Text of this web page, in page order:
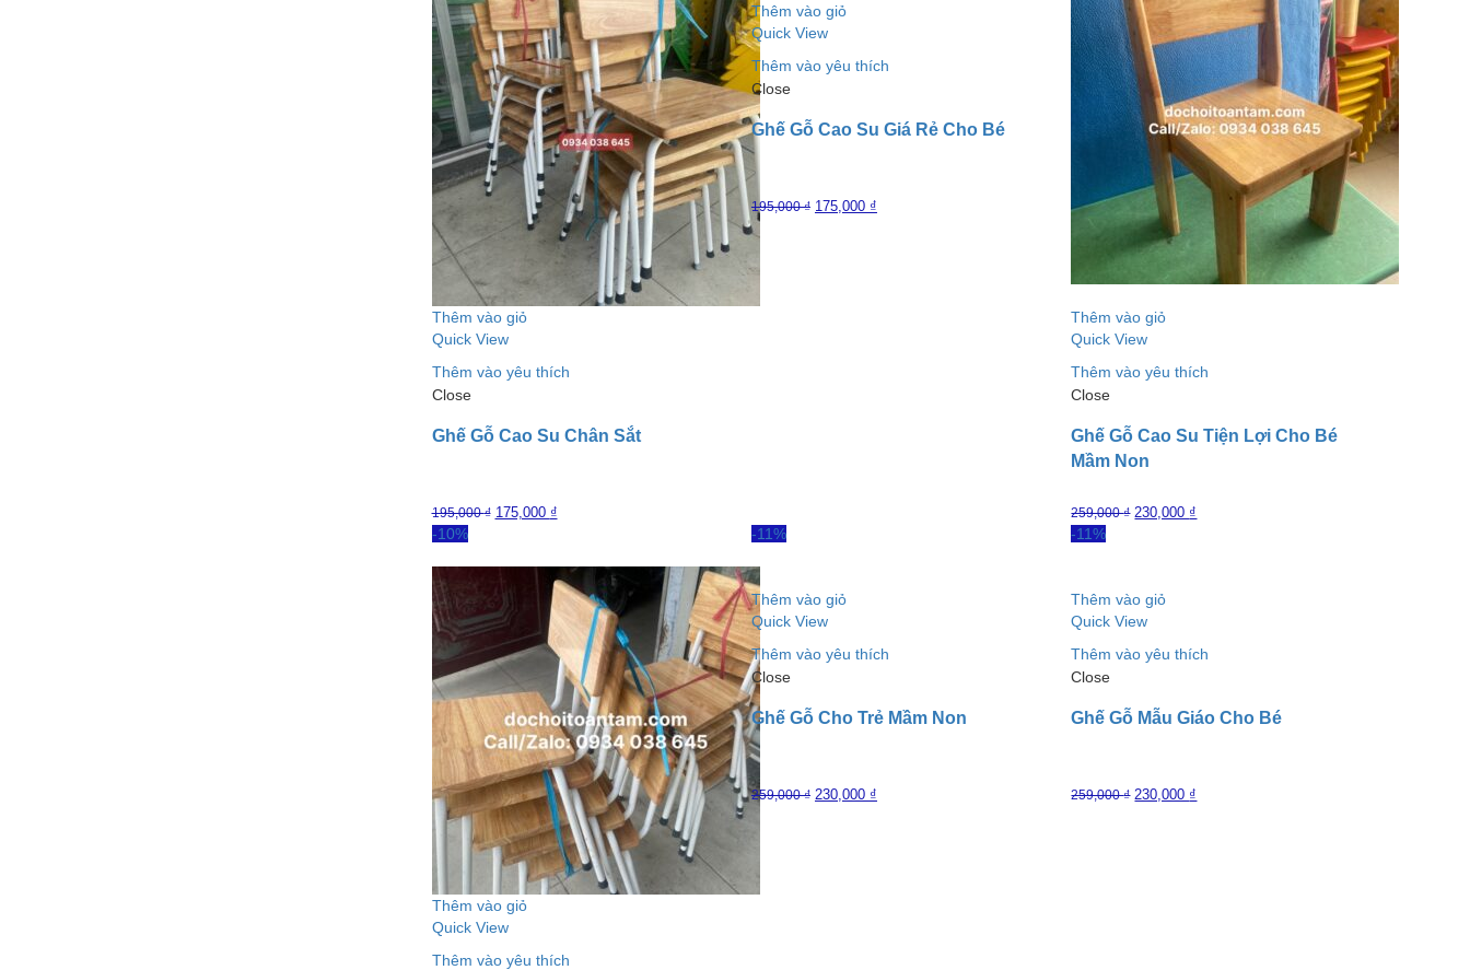
Thêm vào giỏ
Quick View
Thêm vào yêu thích
Close
Ghế Gỗ Cao Su Chân Sắt
195,000₫ 175,000 ₫
Thêm vào giỏ
Quick View
Thêm vào yêu thích
Close
Ghế Gỗ Cao Su Giá Rẻ Cho Bé
195,000₫ 175,000 ₫
Thêm vào giỏ
Quick View
Thêm vào yêu thích
Close
Ghế Gỗ Cao Su Tiện Lợi Cho Bé
Mầm Non
259,000₫ 230,000 ₫
-10%
Thêm vào giỏ
Quick View
Thêm vào yêu thích
-11%
Thêm vào giỏ
Quick View
Thêm vào yêu thích
Close
Ghế Gỗ Cho Trẻ Mầm Non
259,000₫ 230,000 ₫
-11%
Thêm vào giỏ
Quick View
Thêm vào yêu thích
Close
Ghế Gỗ Mẫu Giáo Cho Bé
259,000₫ 230,000 ₫